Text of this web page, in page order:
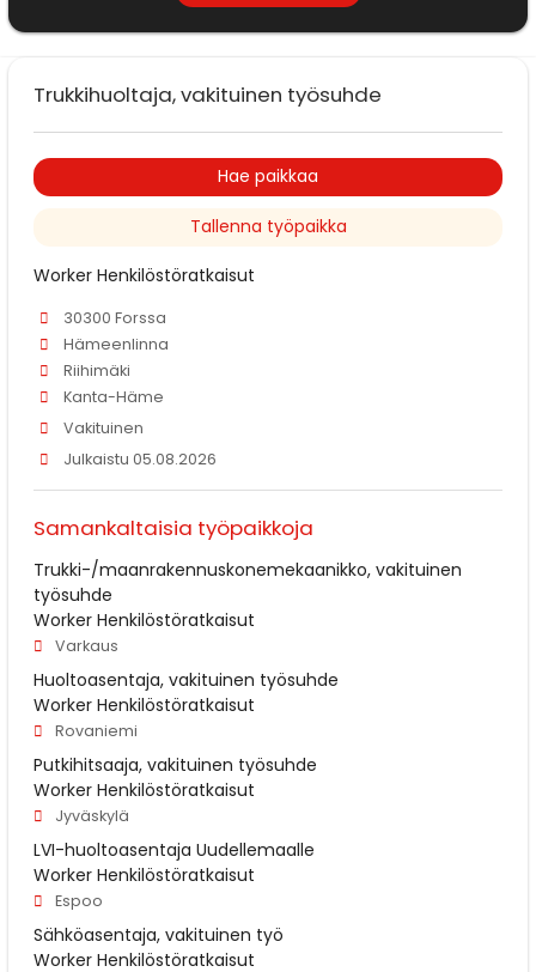
Trukkihuoltaja, vakituinen työsuhde
Hae paikkaa
Tallenna työpaikka
Worker Henkilöstöratkaisut
30300 Forssa
Hämeenlinna
Riihimäki
Kanta-Häme
Vakituinen
Julkaistu 05.08.2026
Samankaltaisia työpaikkoja
Trukki-/maanrakennuskonemekaanikko, vakituinen
työsuhde
Worker Henkilöstöratkaisut
Varkaus
Huoltoasentaja, vakituinen työsuhde
Worker Henkilöstöratkaisut
Rovaniemi
Putkihitsaaja, vakituinen työsuhde
Worker Henkilöstöratkaisut
Jyväskylä
LVI-huoltoasentaja Uudellemaalle
Worker Henkilöstöratkaisut
Espoo
Sähköasentaja, vakituinen työ
Worker Henkilöstöratkaisut